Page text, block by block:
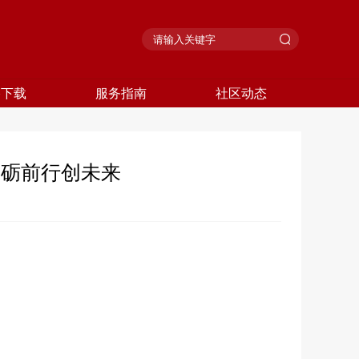
载 服务指南 社区动态
前行创未来